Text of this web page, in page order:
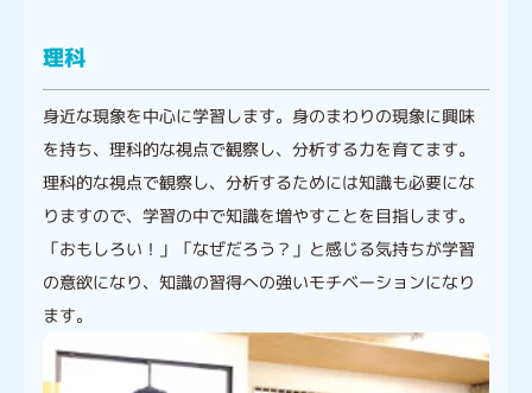
理科
身近な現象を中心に学習します。身のまわりの現象に興味
を持ち、理科的な視点で観察し、分析する力を育てます。
理科的な視点で観察し、分析するためには知識も必要にな
りますので、学習の中で知識を増やすことを目指します。
「おもしろい！」「なぜだろう？」と感じる気持ちが学習
の意欲になり、知識の習得への強いモチベーションになり
ます。